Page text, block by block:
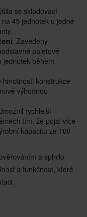
se skladovací
45 jednotek u jedné
: Zavedeny
paletové
jednotek během
konstrukce
výhodnou
rychlejší
tím, že pojal více
kapacitu ze 100
a splnilo
a funkčnost, které